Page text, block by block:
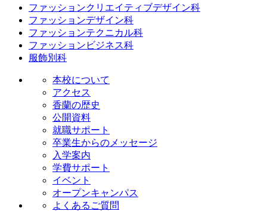
ファッションクリエイティブデザイン科
ファッションデザイン科
ファッションテクニカル科
ファッションビジネス科
服飾別科
本校について
アクセス
香蘭の歴史
公開資料
就職サポート
卒業生からのメッセージ
入学案内
学費サポート
イベント
オープンキャンパス
よくあるご質問